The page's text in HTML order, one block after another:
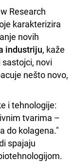
Research
karakterizira
novih
industriju, kaže
novi
nešto novo,
i tehnologije:
tvarima –
do kolagena."
spajaju